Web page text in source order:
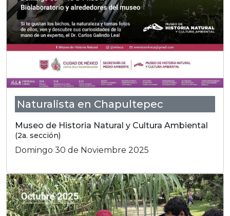
Naturalista en Chapultepec
Museo de Historia Natural y Cultura Ambiental
(2a. sección)
Domingo 30 de Noviembre 2025